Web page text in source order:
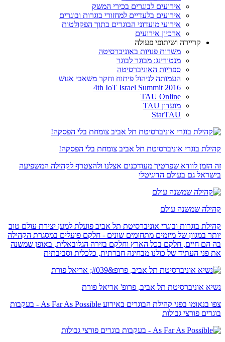
אירועים לבוגרים בכירי המשק
אירועים בלעדיים למחזורי בוגרות ובוגרים
אירועי מועדוני הבוגרים בתוך הפקולטות
ארכיון אירועים
קריירה ושיתופי פעולה
משרות פנויות באוניברסיטה
מנטורינג: מבוגר לבוגר
ספריות האוניברסיטה
העמותה לניהול פיתוח וחקר משאבי אנוש
4th IoT Israel Summit 2016
TAU Online
מועדון TAU
StarTAU
קהילת בוגרי אוניברסיטת תל אביב צומחת בלי הפסקה!
זה הזמן לוודא שפרטיך מעודכנים אצלנו ולהצטרף לקהילה המשפיעה
בישראל גם בעולם הדיגיטלי
קהילה שמשנה עולם
קהילת בוגרות ובוגרי אוניברסיטת תל אביב פועלת למען יצירת עולם טוב
יותר במגוון של מיזמים מתחומים שונים - חלקם פועלים במסגרת הקהילה
בה הם חיים, חלקם בכל הארץ וחלקם בזירה הגלובאלית, באופן שמשנה
את פני העתיד של כולנו מבחינה חברתית, כלכלית וסביבתית
נשיא אוניברסיטת תל אביב, פרופ' אריאל פורת
צפו בנאומו בפני קהילת הבוגרים באירוע As Far As Possible - בעקבות
בוגרים פורצי גבולות